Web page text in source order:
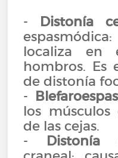
- Distonía
localiza en
hombros. Es
de distonía
-
los
de las cejas.
- Distonía